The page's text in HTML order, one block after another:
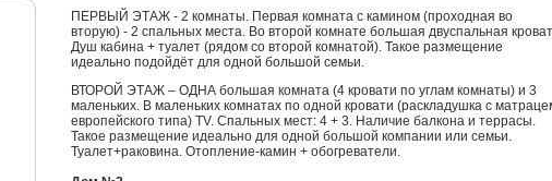
ПЕРВЫЙ ЭТАЖ - 2 комнаты. Первая комната с камином (проходная во
вторую) - 2 спальных места. Во второй комнате большая двуспальная
Душ кабина + туалет (рядом со второй комнатой). Такое размещение
идеально подойдёт для одной большой семьи.
ВТОРОЙ ЭТАЖ – ОДНА большая комната (4 кровати по углам комнаты) и 3
маленьких. В маленьких комнатах по одной кровати (раскладушка с
европейского типа) TV. Спальных мест: 4 + 3. Наличие балкона и террасы.
Такое размещение идеально для одной большой компании или семьи.
Туалет+раковина. Отопление-камин + обогреватели.